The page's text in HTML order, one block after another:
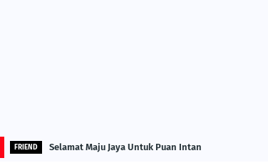
FRIEND Selamat Maju Jaya Untuk Puan Intan